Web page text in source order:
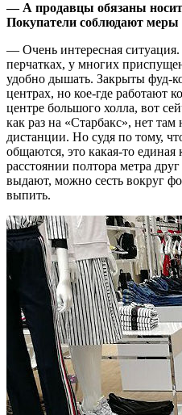
— А продавцы обязаны
Покупатели соблюдают меры
— Очень интересная ситуация.
перчатках, у многих
удобно дышать. Закрыты фуд-
центрах, но кое-где работают
центре большого холла, вот
как раз на «Старбакс», нет
дистанции. Но судя по тому,
общаются, это какая-то
расстоянии полтора метра
выдают, можно сесть вокруг
выпить.